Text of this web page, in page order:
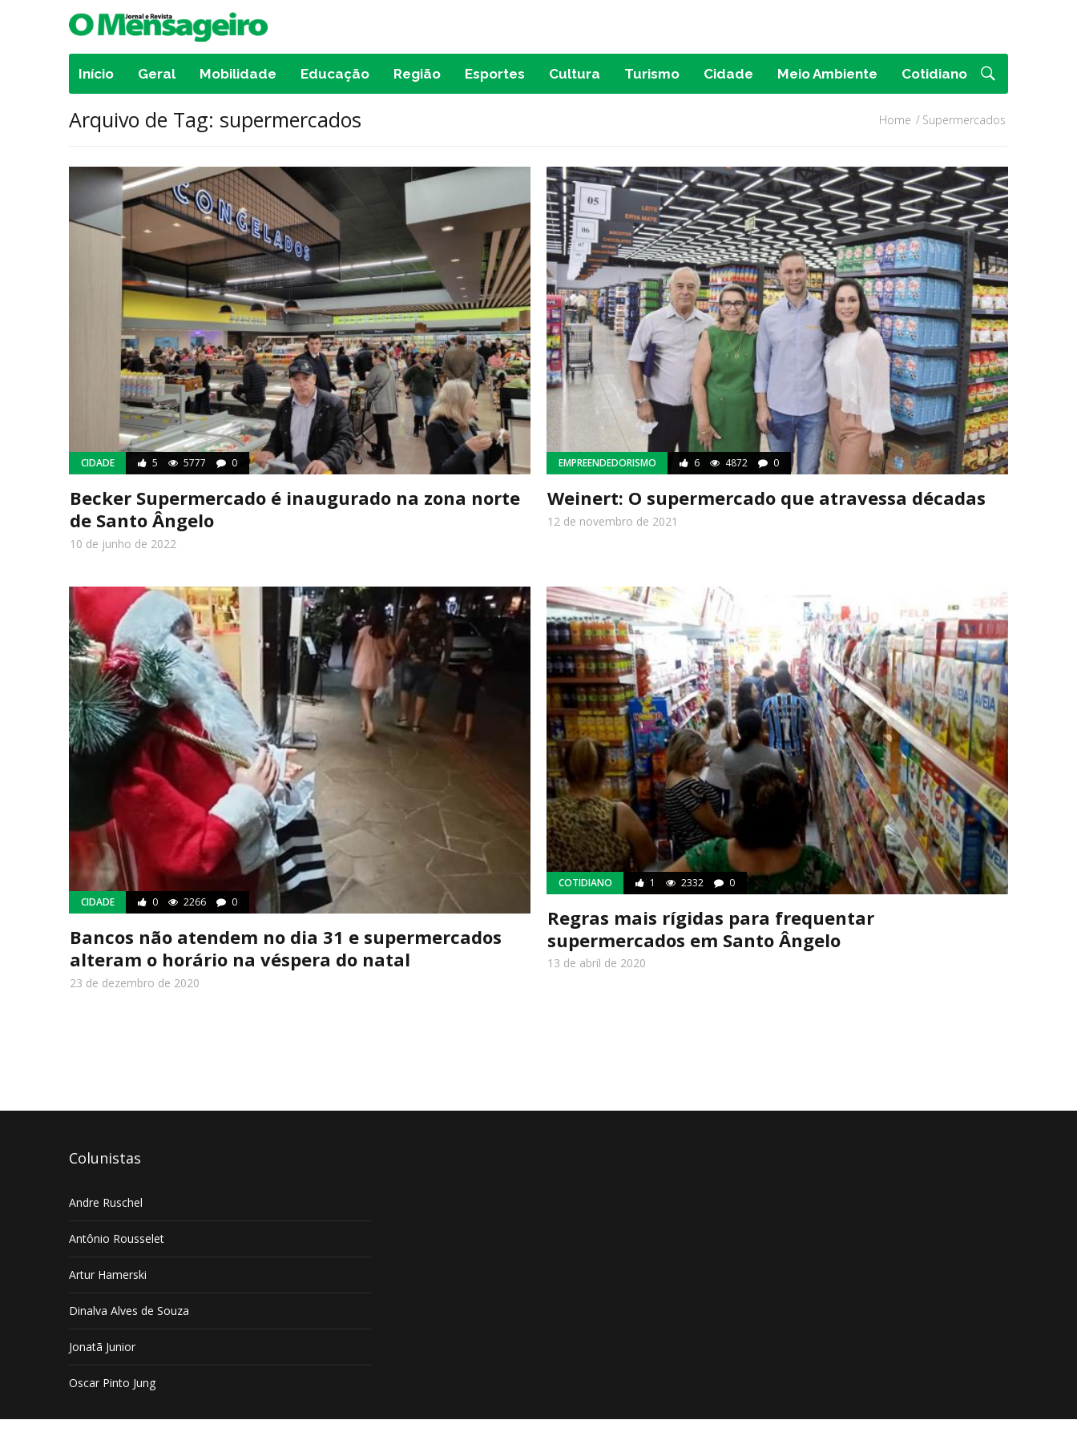
Início Geral Mobilidade Educação Região Esportes Cultura Turismo Cidade Meio Ambiente Cotidiano
Arquivo de Tag: supermercados Home Supermercados
CIDADE 5 5777 0
Becker Supermercado é inaugurado na zona norte
de Santo Ângelo
10 de junho de 2022
EMPREENDEDORISMO 6 4872 0
Weinert: O supermercado que atravessa décadas
12 de novembro de 2021
CIDADE 0 2266 0
Bancos não atendem no dia 31 e supermercados
alteram o horário na véspera do natal
23 de dezembro de 2020
COTIDIANO 1 2332 0
Regras mais rígidas para frequentar
supermercados em Santo Ângelo
13 de abril de 2020
Colunistas
Andre Ruschel
Antônio Rousselet
Artur Hamerski
Dinalva Alves de Souza
Jonatã Junior
Oscar Pinto Jung